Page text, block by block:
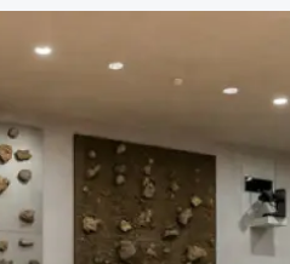
Van de